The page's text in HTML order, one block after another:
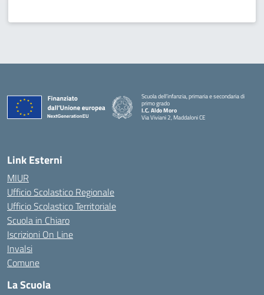
Scuola dell’infanzia, primaria e secondaria di
primo grado
I.C. Aldo Moro
Via Viviani 2, Maddaloni CE
Link Esterni
MIUR
Ufficio Scolastico Regionale
Ufficio Scolastico Territoriale
Scuola in Chiaro
Iscrizioni On Line
Invalsi
Comune
La Scuola